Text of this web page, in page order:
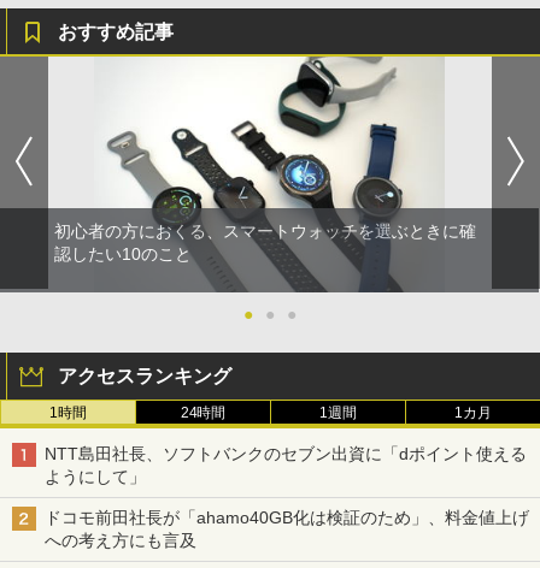
おすすめ記事
初心者の方におくる、スマートウォッチを選ぶときに確
認したい10のこと
● ● ●
アクセスランキング
1時間 24時間 1週間 1カ月
NTT島田社長、ソフトバンクのセブン出資に「dポイント使える
ようにして」
ドコモ前田社長が「ahamo40GB化は検証のため」、料金値上げ
への考え方にも言及